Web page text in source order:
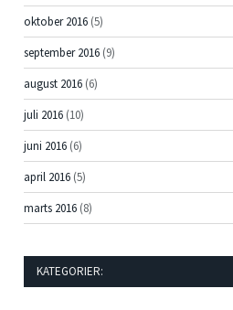
oktober 2016 (5)
september 2016 (9)
august 2016 (6)
juli 2016 (10)
juni 2016 (6)
april 2016 (5)
marts 2016 (8)
KATEGORIER: